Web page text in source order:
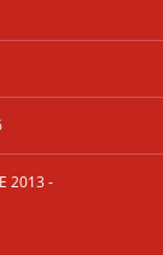
2013 -